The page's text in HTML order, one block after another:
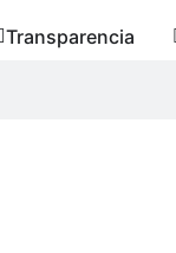
Transparencia